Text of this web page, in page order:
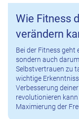
Wie Fitness
verändern
Bei der Fitness geht
sondern auch
Selbstvertrauen zu
wichtige
Verbesserung
revolutionieren
Maximierung der